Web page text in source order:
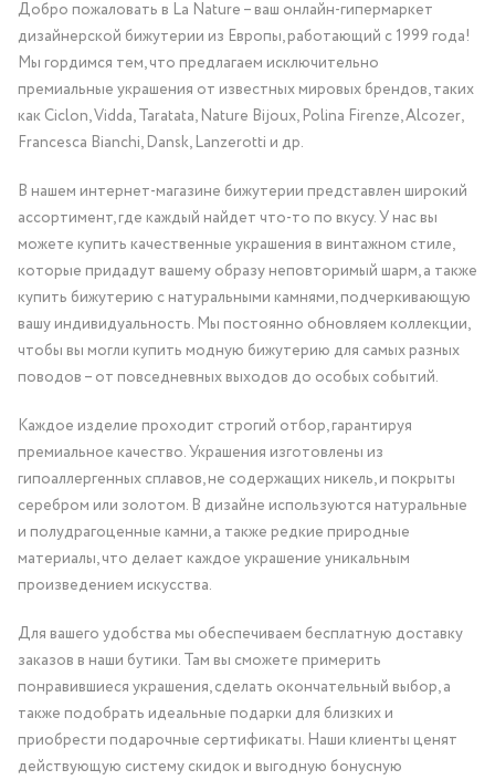
Добро пожаловать в La Nature – ваш онлайн-гипермаркет
дизайнерской бижутерии из Европы, работающий с 1999 года!
Мы гордимся тем, что предлагаем исключительно
премиальные украшения от известных мировых брендов, таких
как Ciclon, Vidda, Taratata, Nature Bijoux, Polina Firenze, Alcozer,
Francesca Bianchi, Dansk, Lanzerotti и др.
В нашем интернет-магазине бижутерии представлен широкий
ассортимент, где каждый найдет что-то по вкусу. У нас вы
можете купить качественные украшения в винтажном стиле,
которые придадут вашему образу неповторимый шарм, а также
купить бижутерию с натуральными камнями, подчеркивающую
вашу индивидуальность. Мы постоянно обновляем коллекции,
чтобы вы могли купить модную бижутерию для самых разных
поводов – от повседневных выходов до особых событий.
Каждое изделие проходит строгий отбор, гарантируя
премиальное качество. Украшения изготовлены из
гипоаллергенных сплавов, не содержащих никель, и покрыты
серебром или золотом. В дизайне используются натуральные
и полудрагоценные камни, а также редкие природные
материалы, что делает каждое украшение уникальным
произведением искусства.
Для вашего удобства мы обеспечиваем бесплатную доставку
заказов в наши бутики. Там вы сможете примерить
понравившиеся украшения, сделать окончательный выбор, а
также подобрать идеальные подарки для близких и
приобрести подарочные сертификаты. Наши клиенты ценят
действующую систему скидок и выгодную бонусную